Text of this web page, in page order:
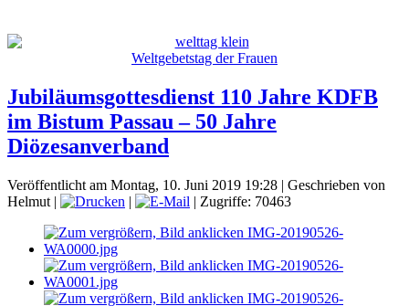
Weltgebetstag der Frauen
Jubiläumsgottesdienst 110 Jahre KDFB
im Bistum Passau – 50 Jahre
Diözesanverband
Veröffentlicht am Montag, 10. Juni 2019 19:28 | Geschrieben von
Helmut | | | Zugriffe: 70463